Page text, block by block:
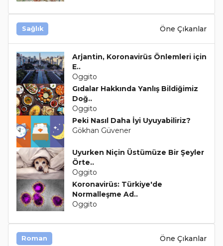
Sağlık Öne Çıkanlar
Arjantin, Koronavirüs Önlemleri için
E..
Oggito
Gıdalar Hakkında Yanlış Bildiğimiz
Doğ..
Oggito
Peki Nasıl Daha İyi Uyuyabiliriz?
Gökhan Güvener
Uyurken Niçin Üstümüze Bir Şeyler
Örte..
Oggito
Koronavirüs: Türkiye'de
Normalleşme Ad..
Oggito
Roman Öne Çıkanlar